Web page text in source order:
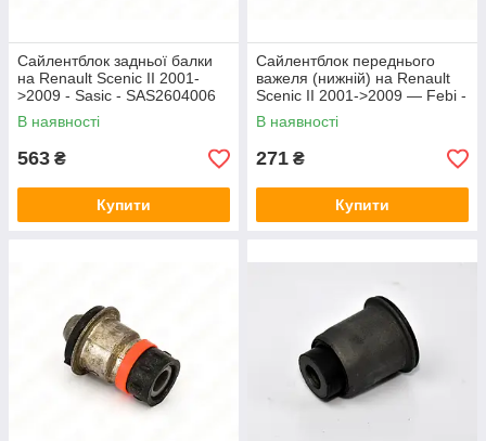
Сайлентблок задньої балки
на Renault Scenic II 2001-
>2009 - Sasic - SAS2604006
В наявності
563 ₴
Купити
Сайлентблок переднього
важеля (нижній) на Renault
Scenic II 2001->2009 — Febi -
FE22818
В наявності
271 ₴
Купити